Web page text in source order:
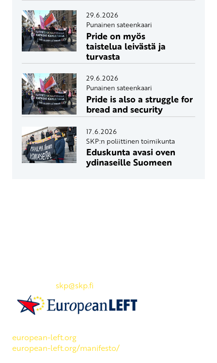
29.6.2026
Punainen sateenkaari
Pride on myös
taistelua leivästä ja
turvasta
29.6.2026
Punainen sateenkaari
Pride is also a struggle for
bread and security
17.6.2026
SKP:n poliittinen toimikunta
Eduskunta avasi oven
ydinaseille Suomeen
skp@skp.fi
european-left.org
european-left.org/manifesto/